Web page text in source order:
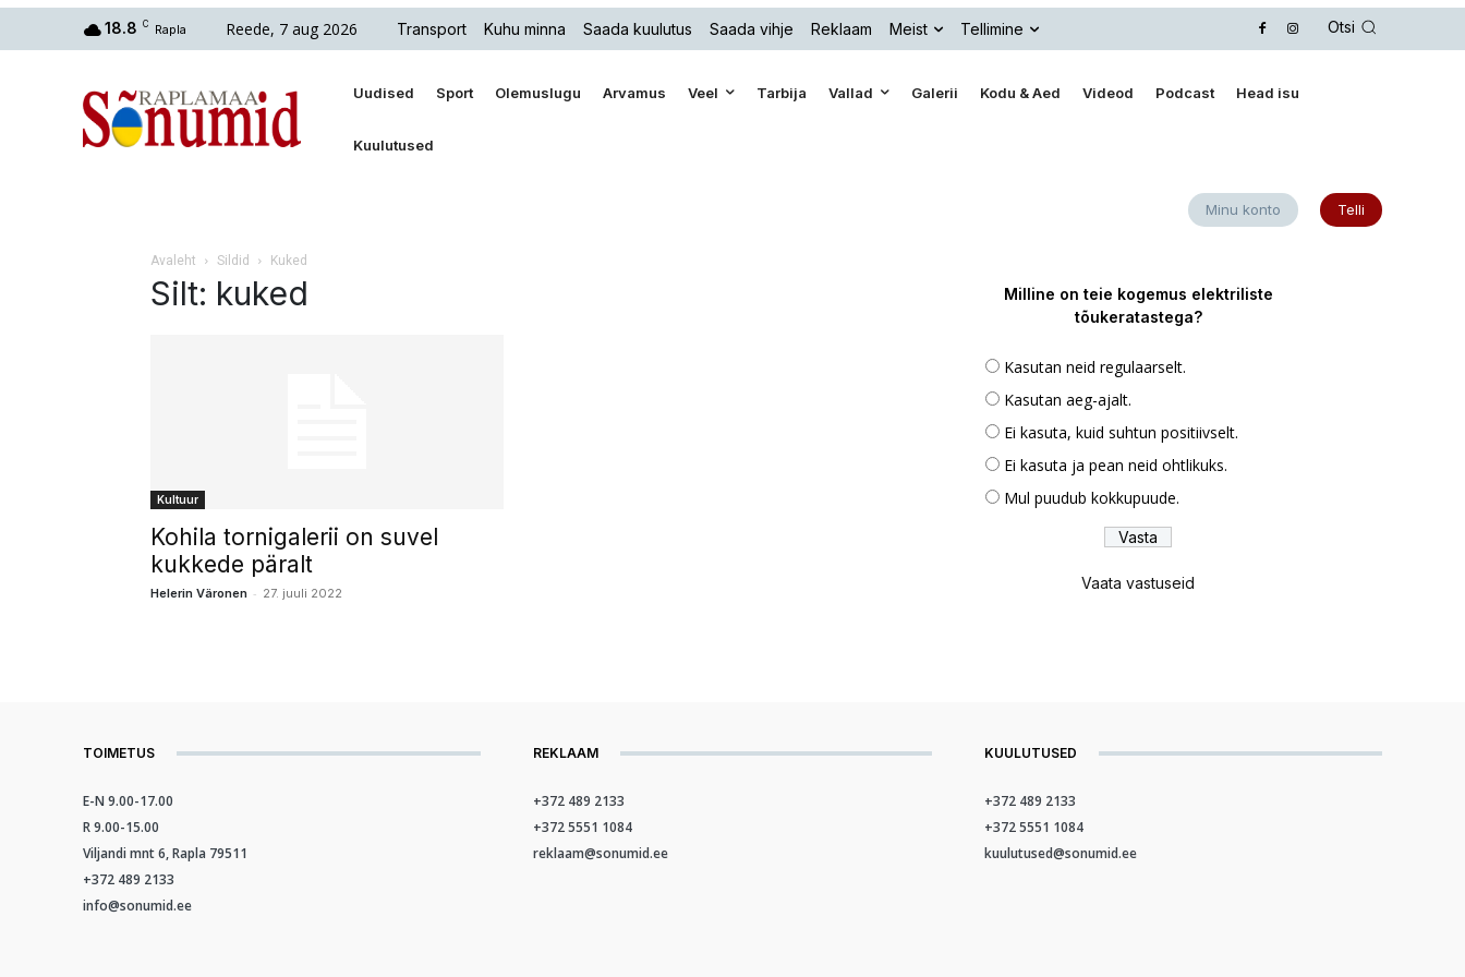
18.8 C Rapla Reede, 7 aug 2026 Transport Kuhu minna Saada kuulutus Saada vihje Reklaam Meist Tellimine Otsi
Uudised Sport Olemuslugu Arvamus Veel Tarbija Vallad Galerii Kodu & Aed Videod Podcast Head isu
Kuulutused
Minu konto Telli
Avaleht Sildid Kuked
Silt: kuked
Kultuur
Kohila tornigalerii on suvel
kukkede päralt
Helerin Väronen - 27. juuli 2022
Milline on teie kogemus elektriliste
tõukeratastega?
Kasutan neid regulaarselt.
Kasutan aeg-ajalt.
Ei kasuta, kuid suhtun positiivselt.
Ei kasuta ja pean neid ohtlikuks.
Mul puudub kokkupuude.
Vaata vastuseid
TOIMETUS
E-N 9.00-17.00
R 9.00-15.00
Viljandi mnt 6, Rapla 79511
+372 489 2133
info@sonumid.ee
REKLAAM
+372 489 2133
+372 5551 1084
reklaam@sonumid.ee
KUULUTUSED
+372 489 2133
+372 5551 1084
kuulutused@sonumid.ee